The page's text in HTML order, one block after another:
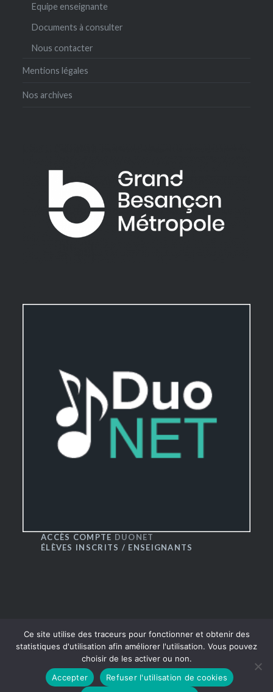
Equipe enseignante
Documents à consulter
Nous contacter
Mentions légales
Nos archives
ACCÈS COMPTE DUONET
ÉLÈVES INSCRITS / ENSEIGNANTS
® CRR du Grand Besançon 2016|Thème Dyad par
WordPress.com
Ce site utilise des traceurs pour fonctionner et obtenir des
statistiques d'utilisation afin améliorer l'utilisation. Vous pouvez
choisir de les activer ou non.
Accepter
Refuser l'utilisation de cookies